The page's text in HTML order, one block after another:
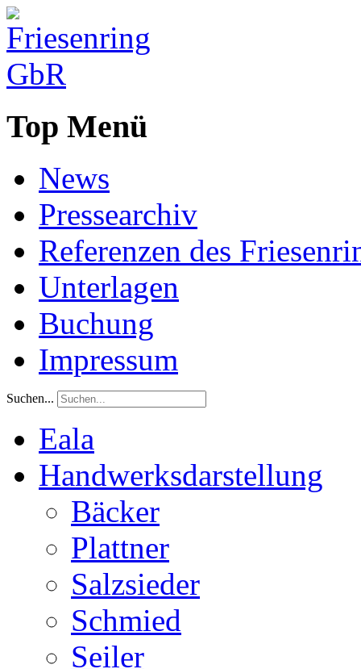
Top Menü
News
Pressearchiv
Referenzen des
Unterlagen
Buchung
Impressum
Suchen...
Eala
Handwerksdarstellung
Bäcker
Plattner
Salzsieder
Schmied
Seiler